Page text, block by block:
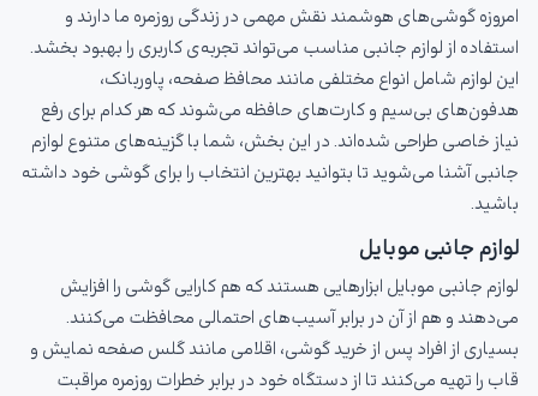
امروزه گوشی‌های هوشمند نقش مهمی در زندگی روزمره ما دارند و
استفاده از لوازم جانبی مناسب می‌تواند تجربه‌ی کاربری را بهبود بخشد.
این لوازم شامل انواع مختلفی مانند محافظ صفحه، پاوربانک،
هدفون‌های بی‌سیم و کارت‌های حافظه می‌شوند که هر کدام برای رفع
نیاز خاصی طراحی شده‌اند. در این بخش، شما با گزینه‌های متنوع لوازم
جانبی آشنا می‌شوید تا بتوانید بهترین انتخاب را برای گوشی خود داشته
باشید.
لوازم جانبی موبایل
لوازم جانبی موبایل ابزارهایی هستند که هم کارایی گوشی را افزایش
می‌دهند و هم از آن در برابر آسیب‌های احتمالی محافظت می‌کنند.
بسیاری از افراد پس از خرید گوشی، اقلامی مانند گلس صفحه نمایش و
قاب را تهیه می‌کنند تا از دستگاه خود در برابر خطرات روزمره مراقبت